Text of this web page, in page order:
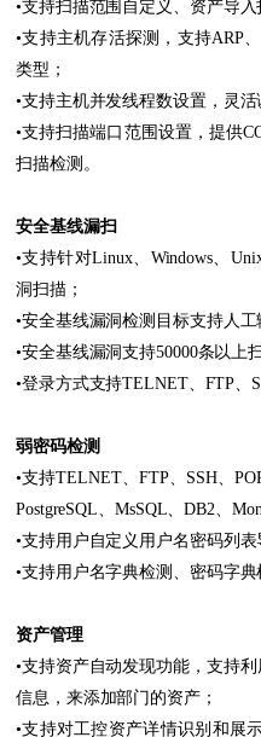
•支持扫描范围自定义、资产导
•支持主机存活探测，支持ARP
类型；
•支持主机并发线程数设置，灵活
•支持扫描端口范围设置，提供
扫描检测。
安全基线漏扫
•支持针对Linux、Windows、
洞扫描；
•安全基线漏洞检测目标支持人
•安全基线漏洞支持50000条以上
•登录方式支持TELNET、FTP、
弱密码检测
•支持TELNET、FTP、SSH、
PostgreSQL、MsSQL、DB2、
•支持用户自定义用户名密码列表
•支持用户名字典检测、密码字
资产管理
•支持资产自动发现功能，支持
信息，来添加部门的资产；
•支持对工控资产详情识别和展